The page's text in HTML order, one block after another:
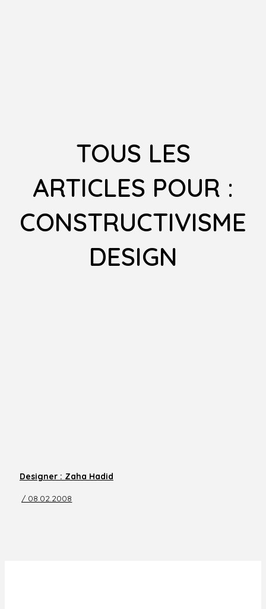
TOUS LES
ARTICLES POUR :
CONSTRUCTIVISME
DESIGN
Designer : Zaha Hadid
/ 08.02.2008